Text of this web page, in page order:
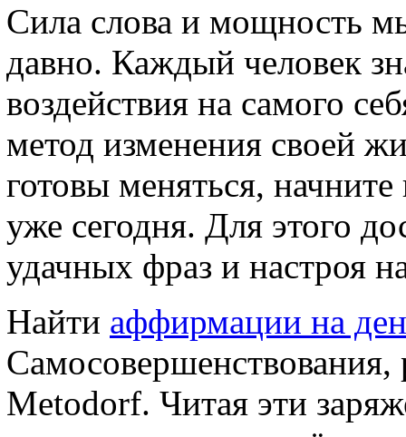
Сила слова и мощность
давно. Каждый человек
воздействия на самого
метод изменения своей
готовы меняться,
уже сегодня. Для этого
удачных фраз и настроя
Найти аффирмации на
Самосовершенствования,
Metodorf. Читая эти